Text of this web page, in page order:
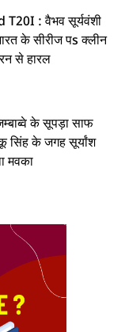
: वैभव सूर्यवंशी
के सीरीज पs क्लीन
से हारल
के सूपड़ा साफ
सिंह के जगह सूर्यांश
मवका